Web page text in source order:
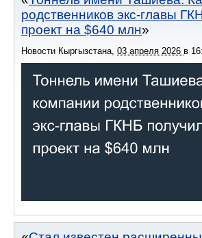
родственников экс-главы
проект на $640 млн
Новости Кыргызстана 03 апреля 2026 в